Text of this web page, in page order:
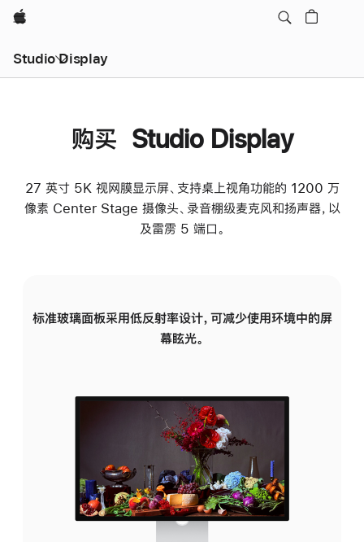
Apple
Studio Display
购买 Studio Display
27 英寸 5K 视网膜显示屏、支持桌上视角功能的 1200 万
像素 Center Stage 摄像头、录音棚级麦克风和扬声器，以
及雷雳 5 端口。
标准玻璃面板采用低反射率设计，可减少使用环境中的屏
幕眩光。